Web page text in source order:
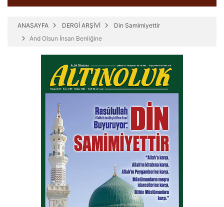
ANASAYFA DERGİ ARŞİVİ
Din Samimiyettir
And Olsun İnsan Benliğine